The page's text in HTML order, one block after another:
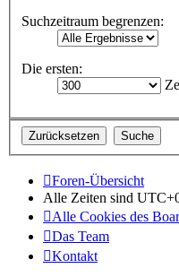
Suchzeitraum begrenzen:
Die ersten:
Foren-Übersicht
Alle Zeiten sind
Alle Cookies des
Das Team
Kontakt